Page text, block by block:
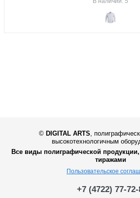
© DIGITAL ARTS
высокотехнологичным
Все виды полиграфической
тиражами
Пользовательское
+7 (4722) 77-72-